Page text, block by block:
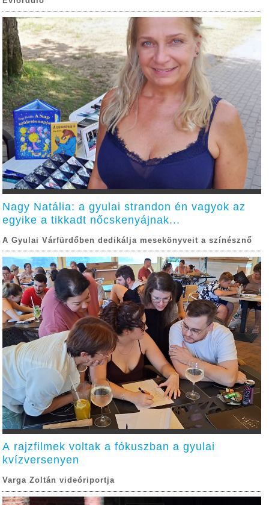
Nagy Natália: a gyulai strandon én vagyok az
egyike a tikkadt nőcskenyájnak...
A Gyulai Várfürdőben dedikálja mesekönyveit a színésznő
A rajzfilmek voltak a fókuszban a gyulai
kvízversenyen
Varga Zoltán videóriportja